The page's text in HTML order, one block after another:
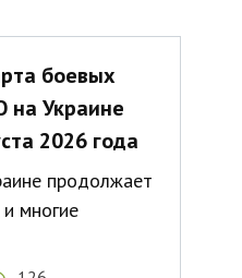
боевых
на Украине
2026 года
продолжает
многие